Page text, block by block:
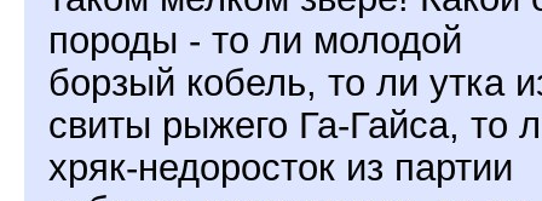
породы - то ли молодой
борзый кобель, то ли утка
свиты рыжего Га-Гайса, то
хряк-недоросток из партии